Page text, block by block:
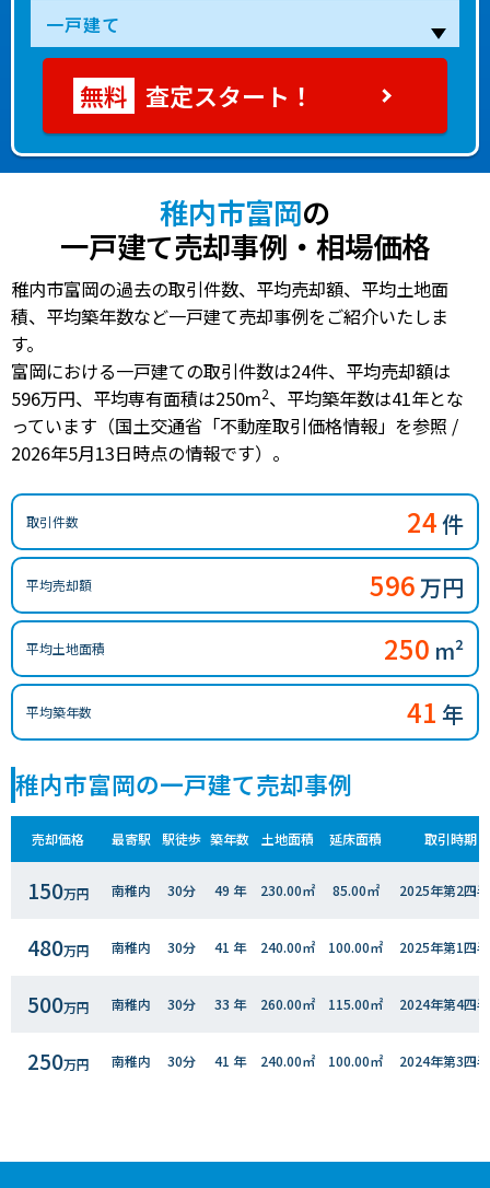
査定スタート！
稚内市富岡の
一戸建て売却事例・相場価格
稚内市富岡の過去の取引件数、平均売却額、平均土地面
積、平均築年数など一戸建て売却事例をご紹介いたしま
す。
富岡における一戸建ての取引件数は24件、 平均売却額は
596万円、 平均専有面積は250m2、 平均築年数は41年とな
っています（国土交通省「不動産取引価格情報」を参照 /
2026年5月13日時点の情報です）。
取引件数 24件
平均売却額 596 万円
平均土地面積 250 m²
平均築年数 41 年
稚内市富岡の一戸建て売却事例
売却価格 最寄駅 駅徒歩 築年数 土地面積 延床面積 取引時期
150万円 南稚内 30分 49 年 230.00㎡ 85.00㎡ 2025年第2四
480万円 南稚内 30分 41 年 240.00㎡ 100.00㎡ 2025年第1四
500万円 南稚内 30分 33 年 260.00㎡ 115.00㎡ 2024年第4四
250万円 南稚内 30分 41 年 240.00㎡ 100.00㎡ 2024年第3四